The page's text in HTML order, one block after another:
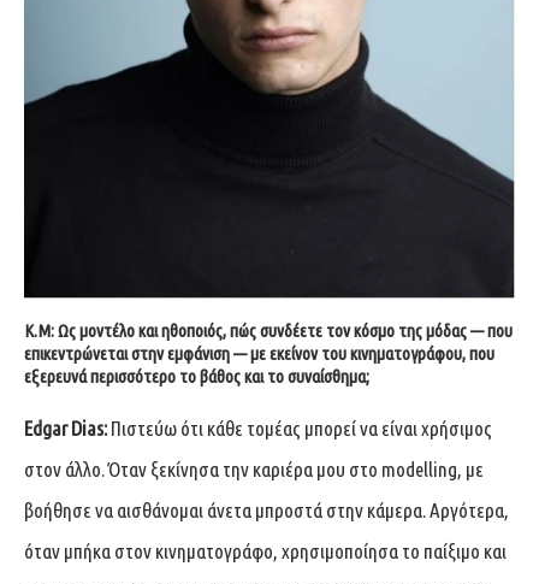
Κ.Μ:Ως μοντέλο και ηθοποιός, πώς συνδέετε τον κόσμο της μόδας — που
επικεντρώνεται στην εμφάνιση — με εκείνον του κινηματογράφου, που
εξερευνά περισσότερο το βάθος και το συναίσθημα;
Edgar Dias:Πιστεύω ότι κάθε τομέας μπορεί να είναι χρήσιμος
στον άλλο. Όταν ξεκίνησα την καριέρα μου στο modelling, με
βοήθησε να αισθάνομαι άνετα μπροστά στην κάμερα. Αργότερα,
όταν μπήκα στον κινηματογράφο, χρησιμοποίησα το παίξιμο και